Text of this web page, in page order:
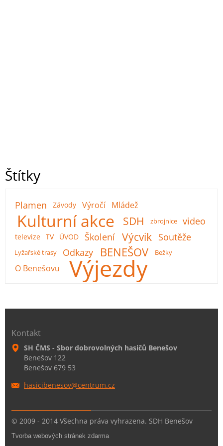
Štítky
Plamen Závody Výročí Mládež
Kulturní akce SDH zbrojnice video
televize TV ÚVOD Školení Výcvik Soutěže
Lyžařské trasy Odkazy BENEŠOV Bežky
O Benešovu Výjezdy
Kontakt
SH ČMS - Sbor dobrovolných hasičů Benešov
Benešov 122
Benešov 679 53
hasicibenesov@centrum.cz
© 2009 - 2014 Všechna práva vyhrazena. SDH Benešov
Tvorba webových stránek zdarma